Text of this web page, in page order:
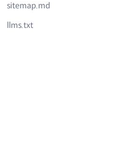
sitemap.md
llms.txt